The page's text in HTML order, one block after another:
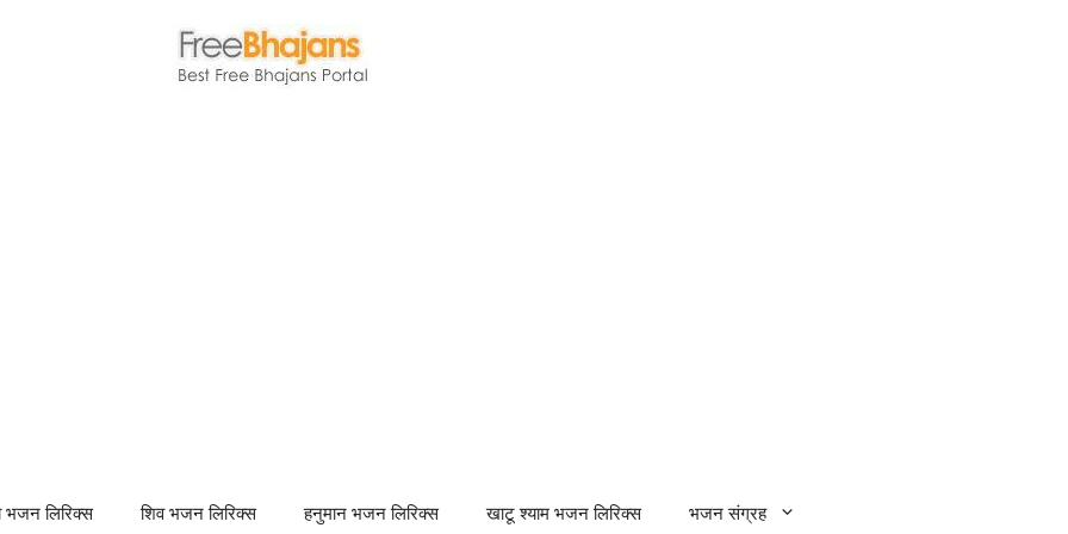
भजन लिरिक्स शिव भजन लिरिक्स हनुमान भजन लिरिक्स खाटू श्याम भजन लिरिक्स भजन संग्रह